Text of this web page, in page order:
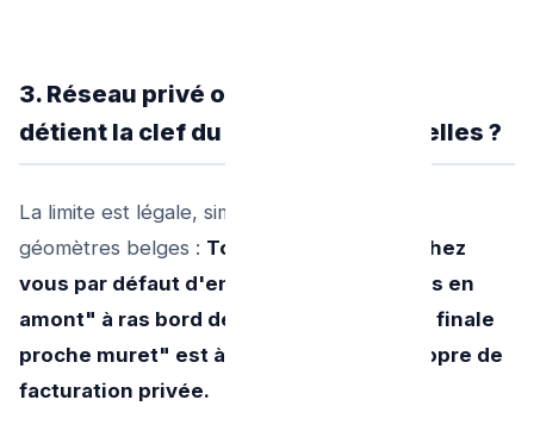
3. Réseau privé ou communal : Qui
détient la clef du problème à Bruxelles ?
La limite est légale, simple, au jugement des
géomètres belges : Tout ce qui déborde chez
vous par défaut d'entretien "de vos murs en
amont" à ras bord de de votre "chambre finale
proche muret" est à VOTRE diligence propre de
facturation privée.